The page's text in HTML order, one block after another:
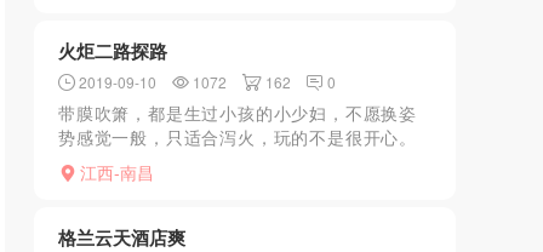
火炬二路探路
2019-09-10 1072 162 0
带膜吹箫，都是生过小孩的小少妇，不愿换姿
势感觉一般，只适合泻火，玩的不是很开心。
江西-南昌
格兰云天酒店爽